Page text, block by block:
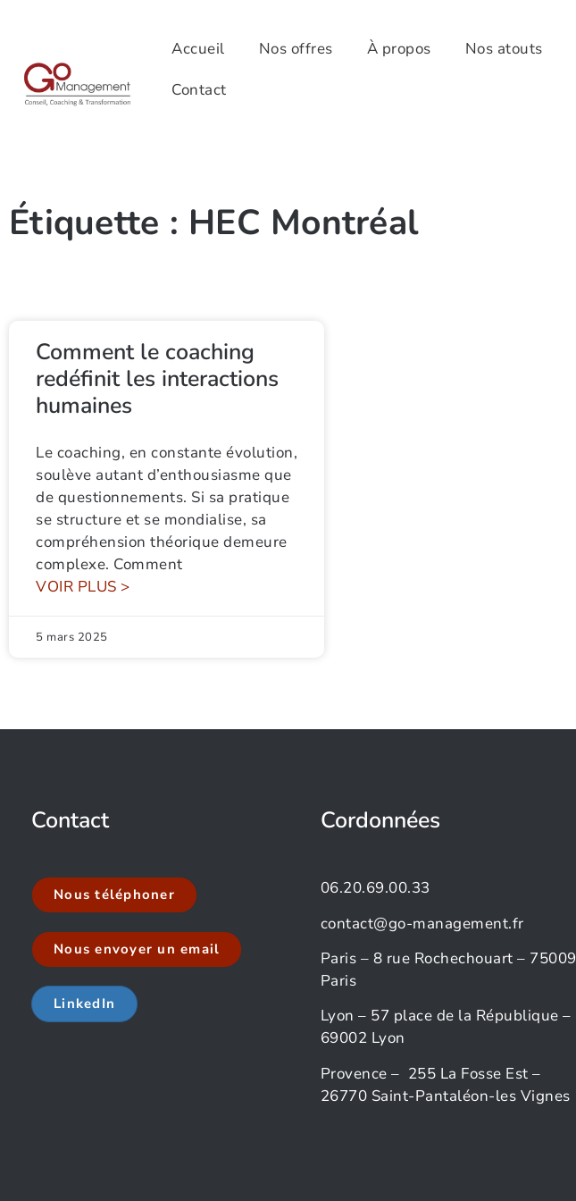
Accueil Nos offres À propos Nos atouts
Contact
Étiquette : HEC Montréal
Comment le coaching
redéfinit les interactions
humaines
Le coaching, en constante évolution,
soulève autant d’enthousiasme que
de questionnements. Si sa pratique
se structure et se mondialise, sa
compréhension théorique demeure
complexe. Comment
VOIR PLUS >
5 mars 2025
Contact
Nous téléphoner
Nous envoyer un email
LinkedIn
Cordonnées
06.20.69.00.33
contact@go-management.fr
Paris – 8 rue Rochechouart – 75009
Paris
Lyon – 57 place de la République –
69002 Lyon
Provence – 255 La Fosse Est –
26770 Saint-Pantaléon-les Vignes